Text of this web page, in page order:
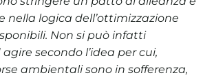
nella logica dell’ottimizzazione
Non si può infatti
secondo l’idea per cui,
ambientali sono in sofferenza,